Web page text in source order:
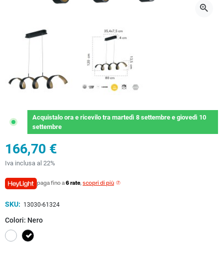
zoom_in
Acquistalo orae ricevilo tra martedì 8 settembree giovedì 10
settembre
166,70 €
Iva inclusa al 22%
paga fino a6 rate, scopri di più
SKU: 13030-61324
Colori: Nero
BiancoNero